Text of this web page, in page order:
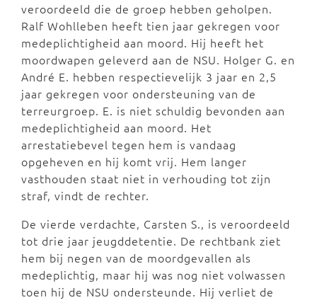
veroordeeld die de groep hebben geholpen.
Ralf Wohlleben heeft tien jaar gekregen voor
medeplichtigheid aan moord. Hij heeft het
moordwapen geleverd aan de NSU. Holger G. en
André E. hebben respectievelijk 3 jaar en 2,5
jaar gekregen voor ondersteuning van de
terreurgroep. E. is niet schuldig bevonden aan
medeplichtigheid aan moord. Het
arrestatiebevel tegen hem is vandaag
opgeheven en hij komt vrij. Hem langer
vasthouden staat niet in verhouding tot zijn
straf, vindt de rechter.
De vierde verdachte, Carsten S., is veroordeeld
tot drie jaar jeugddetentie. De rechtbank ziet
hem bij negen van de moordgevallen als
medeplichtig, maar hij was nog niet volwassen
toen hij de NSU ondersteunde. Hij verliet de